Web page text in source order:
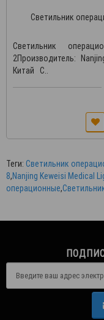
Светильник
Светильник
2Производитель:
Китай С..
Теги: Светильник
8,Nanjing Keweisi Medical
операционные,